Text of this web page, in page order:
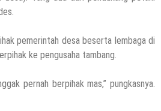
pemerintah desa beserta lembaga di
ke pengusaha tambang.
pernah berpihak mas,” pungkasnya.